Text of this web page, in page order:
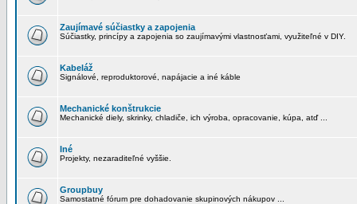
Zaujímavé súčiastky a zapojenia
Súčiastky, princípy a zapojenia so zaujímavými vlastnosťami, využiteľné v DIY.
Kabeláž
Signálové, reproduktorové, napájacie a iné káble
Mechanické konštrukcie
Mechanické diely, skrinky, chladiče, ich výroba, opracovanie, kúpa, atď ...
Iné
Projekty, nezaraditeľné vyššie.
Groupbuy
Samostatné fórum pre dohadovanie skupinových nákupov ...